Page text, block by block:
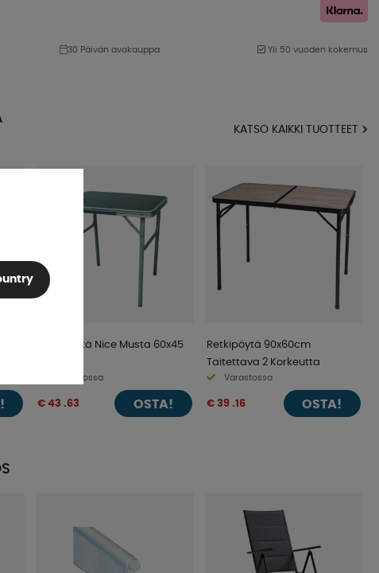
30 Päivän avokauppa Yli 50 vuoden kokemus
KATSO KAIKKI TUOTTEET
Retkipöytä Nice Musta 60x45
Varastossa
€ 43 .63 OSTA!
Retkipöytä 90x60cm
Taitettava 2 Korkeutta
Varastossa
€ 39 .16 OSTA!